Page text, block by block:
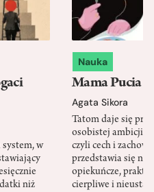
system, w
niż
Nauka
Mama Pucia
Agata Sikora
Tatom daje się
osobistej ambicji,
czyli cech i
przedstawia się
opiekuńcze,
cierpliwe i